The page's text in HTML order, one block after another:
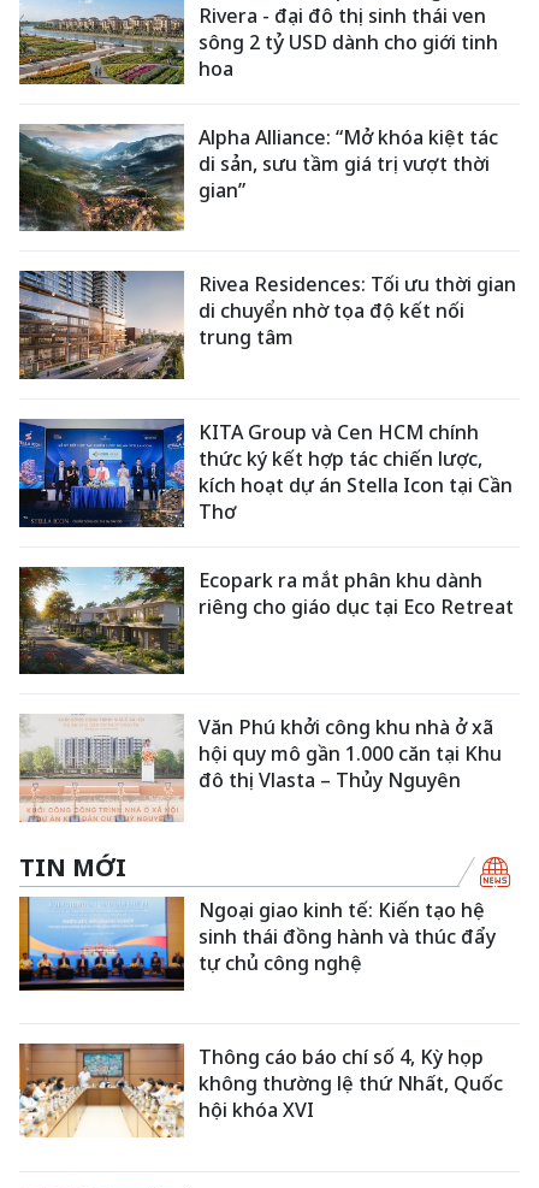
Rivera - đại đô thị sinh thái ven
sông 2 tỷ USD dành cho giới tinh
hoa
Alpha Alliance: “Mở khóa kiệt tác
di sản, sưu tầm giá trị vượt thời
gian”
Rivea Residences: Tối ưu thời gian
di chuyển nhờ tọa độ kết nối
trung tâm
KITA Group và Cen HCM chính
thức ký kết hợp tác chiến lược,
kích hoạt dự án Stella Icon tại Cần
Thơ
Ecopark ra mắt phân khu dành
riêng cho giáo dục tại Eco Retreat
Văn Phú khởi công khu nhà ở xã
hội quy mô gần 1.000 căn tại Khu
đô thị Vlasta – Thủy Nguyên
TIN MỚI
Ngoại giao kinh tế: Kiến tạo hệ
sinh thái đồng hành và thúc đẩy
tự chủ công nghệ
Thông cáo báo chí số 4, Kỳ họp
không thường lệ thứ Nhất, Quốc
hội khóa XVI